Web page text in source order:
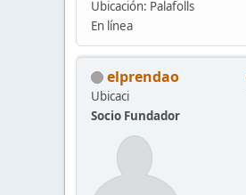
Ubicación: Palafolls
En línea
elprendao
Ubicaci
Socio Fundador